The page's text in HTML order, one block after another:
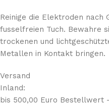
Reinige die Elektroden nach
fusselfreien Tuch. Bewahre
trockenen und
Metallen in Kontakt bringen.
Versand
Inland:
bis 500,00 Euro Bestellwert